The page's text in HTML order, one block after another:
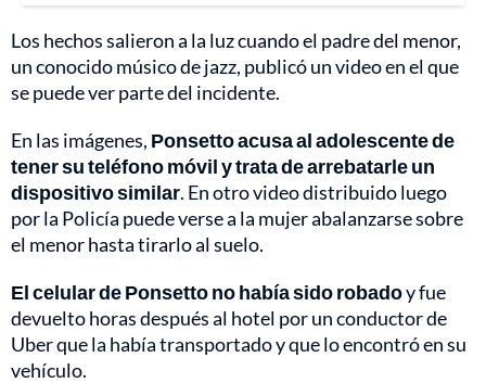
Los hechos salieron a la luz cuando el padre del menor,
un conocido músico de jazz, publicó un video en el que
se puede ver parte del incidente.
En las imágenes, Ponsetto acusa al adolescente de
tener su teléfono móvil y trata de arrebatarle un
dispositivo similar. En otro video distribuido luego
por la Policía puede verse a la mujer abalanzarse sobre
el menor hasta tirarlo al suelo.
El celular de Ponsetto no había sido robadoy fue
devuelto horas después al hotel por un conductor de
Uber que la había transportado y que lo encontró en su
vehículo.